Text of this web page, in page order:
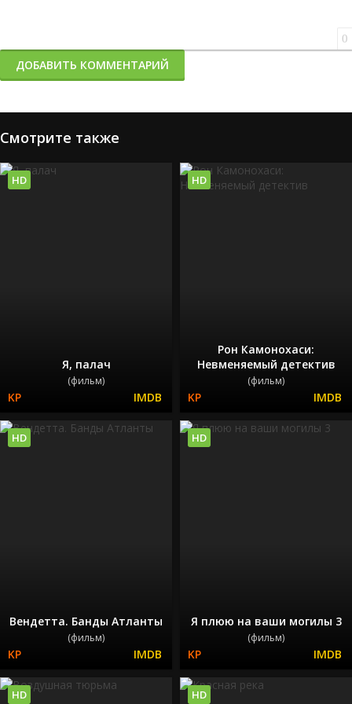
0
ДОБАВИТЬ КОММЕНТАРИЙ
Смотрите также
Я, палач
(фильм)
HD
Рон Камонохаси:
Невменяемый детектив
(фильм)
HD
Вендетта. Банды Атланты
(фильм)
HD
Я плюю на ваши могилы 3
(фильм)
HD
HD HD